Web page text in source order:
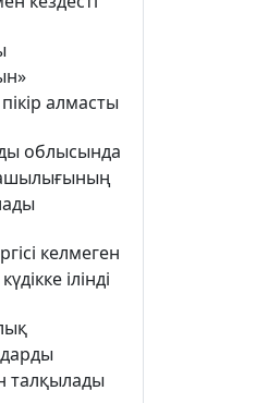
алмасты
облысында
келмеген
ілінді
талқылады